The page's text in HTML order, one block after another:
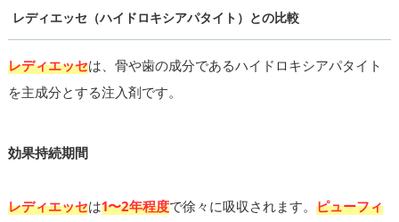
レディエッセ（ハイドロキシアパタイト）との比較
レディエッセは、骨や歯の成分であるハイドロキシアパタイト
を主成分とする注入剤です。
効果持続期間
レディエッセは1〜2年程度で徐々に吸収されます。 ピューフィ